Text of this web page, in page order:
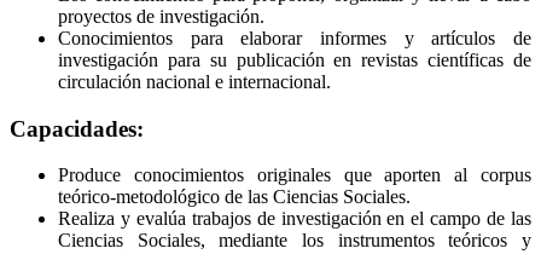
proyectos de investigación.
Conocimientos para elaborar informes y artículos de
investigación para su publicación en revistas científicas de
circulación nacional e internacional.
Capacidades:
Produce conocimientos originales que aporten al corpus
teórico-metodológico de las Ciencias Sociales.
Realiza y evalúa trabajos de investigación en el campo de las
Ciencias Sociales, mediante los instrumentos teóricos y